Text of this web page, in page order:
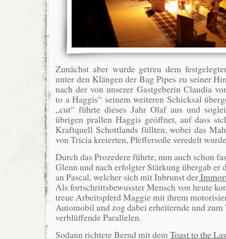
Zunächst aber wurde getreu dem
unter den Klängen der Bag Pipes zu seiner
nach der von unserer Gastgeberin Claudia
to a Haggis“ seinem weiteren Schicksal
„cut“ führte dieses Jahr Olaf aus und
übrigen prallen Haggis geöffnet, auf dass
Kraftquell Schottlands füllten, wobei das
von Tricia kreierten, Pfeffersoße veredelt
Durch das Prozedere führte, nun auch schon
Glenn und nach erfolgter Stärkung übergab er
an Pascal, welcher sich mit Inbrunst der
Als fortschrittsbewusster Mensch von heute
treue Arbeitspferd Maggie mit ihrem
Automobil und zog dabei erheiternde und zum
verblüffende Parallelen.
Sodann richtete Bernd mit demToast to the